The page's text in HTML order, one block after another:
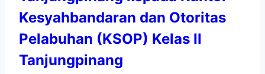
Kesyahbandaran dan Otoritas
Pelabuhan (KSOP) Kelas II
Tanjungpinang